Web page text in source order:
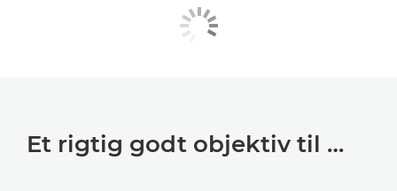
Et rigtig godt objektiv til …